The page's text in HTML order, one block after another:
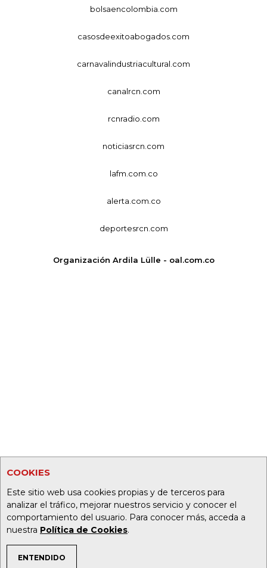
COOKIES
Este sitio web usa cookies propias y de terceros para
analizar el tráfico, mejorar nuestros servicio y conocer el
comportamiento del usuario. Para conocer más, acceda a
nuestra Política de Cookies.
ENTENDIDO
bolsaencolombia.com
casosdeexitoabogados.com
carnavalindustriacultural.com
canalrcn.com
rcnradio.com
noticiasrcn.com
lafm.com.co
alerta.com.co
deportesrcn.com
Organización Ardila Lülle - oal.com.co